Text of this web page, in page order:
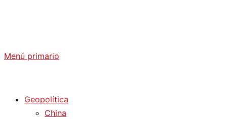
Menú primario
Geopolítica
China